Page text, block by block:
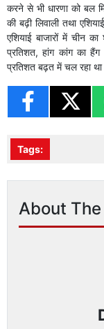
करने से भी धारणा को बल
की बढ़ी लिवाली तथा
एशियाई बाजारों में चीन
प्रतिशत, हांग कांग का
प्रतिशत बढ़त में चल रहा
Tags:
About